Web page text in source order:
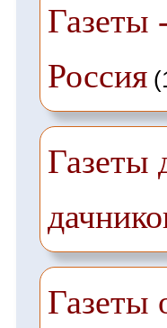
Газеты
Россия
Газеты
Газеты